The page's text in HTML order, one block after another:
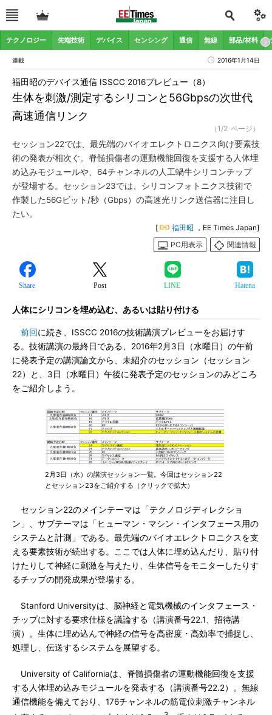
テクノロジー 先端技術 デバイス センシング 通信 無線 部品/材料
連載 2016年1月14日
生体を刺激/測定するシリコンと56Gbpsの次世代
高速通信リンク
福田昭のデバイス通信 ISSCC 2016プレビュー（8）
（1/2 ページ）
セッション22では、最先端のバイオエレクトロニクス向け要素技
術の発表が相次ぐ。脊髄損傷者の運動機能回復を支援する人体埋
め込みモジュールや、64チャンネルの人工蝸牛シリコンチップ
が登場する。セッション23では、シリコンフォトニクス技術で
作製した56Gビット/秒（Gbps）の高速光リンク送信器に注目し
たい。
[ 福田昭 ，EE Times Japan]
PC用表示
関連情報
Share Post LINE Hatena
人体にシリコンを埋め込む、あるいは貼り付ける
前回に続き、ISSCC 2016の技術講演プレビューをお届けす
る。技術講演の最終日である、2016年2月3日（水曜日）の午前
に発表予定の講演論文から、未紹介のセッション（セッション
22）と、3日（水曜日）午後に発表予定のセッションのみどころ
をご紹介しよう。
2月3日（水）の講演セッション一覧。今回はセッション22
とセッション23をご紹介する（クリックで拡大）
セッション22のメインテーマは「テクノロジディレクショ
ン」、サブテーマは「ヒューマン・マシン・インタフェース用の
システムと計測」である。最先端のバイオエレクトロニクスを支
える要素技術が続出する。ここでは人体に埋め込んだり、貼り付
けたりして神経に刺激を与えたり、生体信号をモニターしたりす
るチップの開発成果が登場する。
Stanford Universityは、脳神経と電気機械のインタフェース・
チップに対する要求仕様を議論する（講演番号22.1、招待講
演）。生体に埋め込んで神経の信号を高密度・高効率で捕捉し、
処理し、伝送するシステムを展望する。
University of Californiaは、脊髄損傷者の運動機能回復を支援
する人体埋め込みモジュールを発表する（講演番号22.2）。無線
通信機能を備えており、176チャンネルの筋電位刺激チャンネル